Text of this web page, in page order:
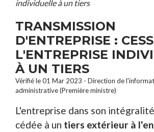
individuelle à un tiers
TRANSMISSION
D'ENTREPRISE :
L'ENTREPRISE
À UN TIERS
Vérifié le 01 Mar 2023 - Direction de
administrative (Première ministre)
L'entreprise dans son
cédée à un tiers extérieur à